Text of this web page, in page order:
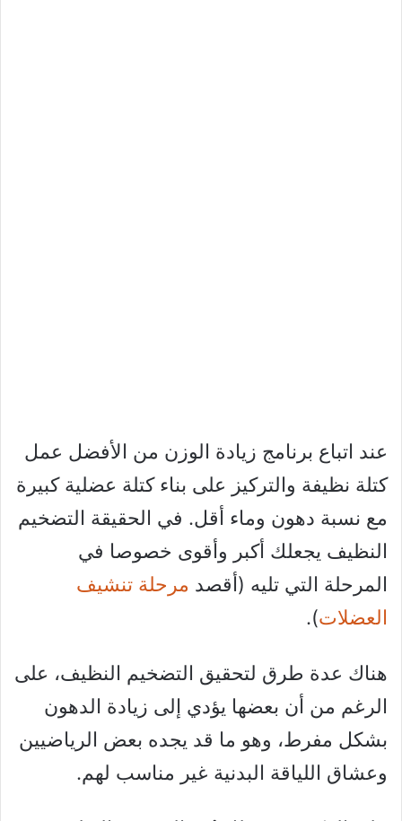
عند اتباع برنامج زيادة الوزن من الأفضل عمل
كتلة نظيفة والتركيز على بناء كتلة عضلية كبيرة
مع نسبة دهون وماء أقل. في الحقيقة التضخيم
النظيف يجعلك أكبر وأقوى خصوصا في
المرحلة التي تليه (أقصد مرحلة تنشيف
العضلات).
هناك عدة طرق لتحقيق التضخيم النظيف، على
الرغم من أن بعضها يؤدي إلى زيادة الدهون
بشكل مفرط، وهو ما قد يجده بعض الرياضيين
وعشاق اللياقة البدنية غير مناسب لهم.